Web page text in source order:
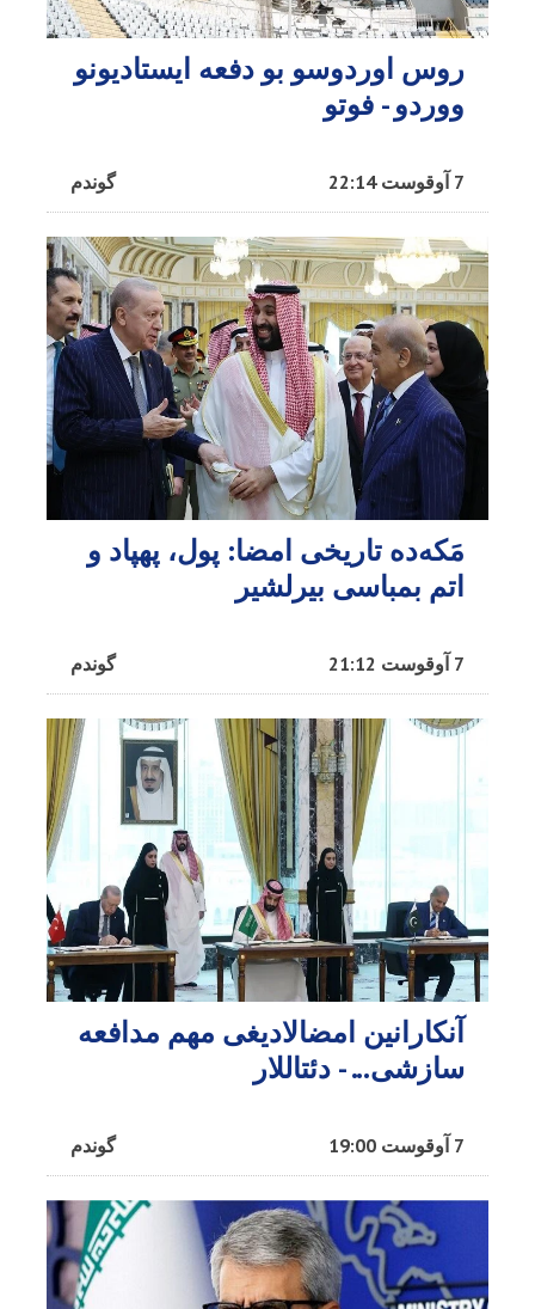
روس اوردوسو بو دفعه ایستادیونو
ووردو - فوتو
گوندم 7 آوقوست 22:14
مَکه‌ده تاریخی امضا: پول، پهپاد و
اتم بمباسی بیرلشیر
گوندم 7 آوقوست 21:12
آنکارانین امضالادیغی مهم مدافعه
سازشی... - دئتاللار
گوندم 7 آوقوست 19:00